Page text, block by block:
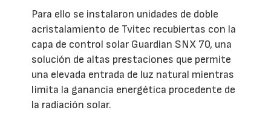
Para ello se instalaron unidades de doble
acristalamiento de Tvitec recubiertas con la
capa de control solar Guardian SNX 70, una
solución de altas prestaciones que permite
una elevada entrada de luz natural mientras
limita la ganancia energética procedente de
la radiación solar.